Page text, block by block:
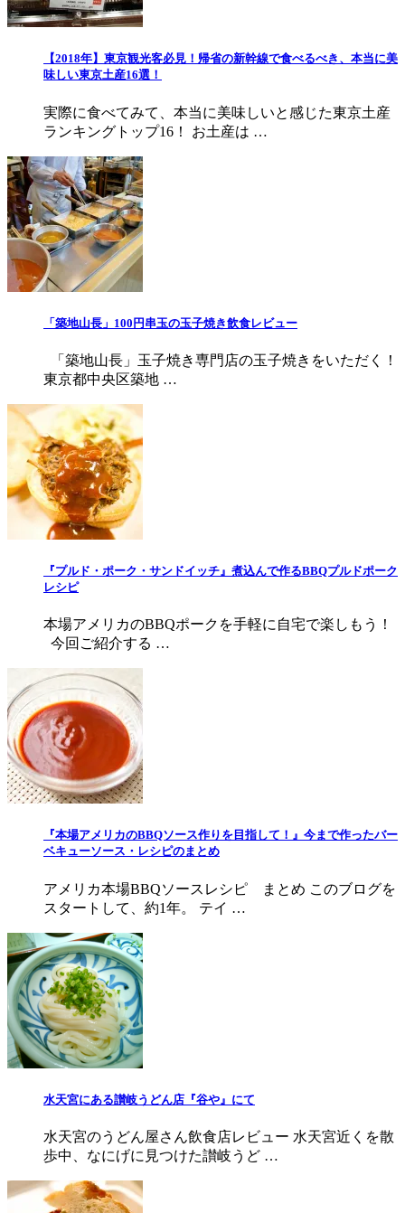
【2018年】東京観光客必見！帰省の新幹線で食べるべき、本当に美
味しい東京土産16選！
実際に食べてみて、本当に美味しいと感じた東京土産
ランキングトップ16！ お土産は …
「築地山長」100円串玉の玉子焼き飲食レビュー
「築地山長」玉子焼き専門店の玉子焼きをいただく！
東京都中央区築地 …
『プルド・ポーク・サンドイッチ』煮込んで作るBBQプルドポーク
レシピ
本場アメリカのBBQポークを手軽に自宅で楽しもう！
今回ご紹介する …
『本場アメリカのBBQソース作りを目指して！』今まで作ったバー
ベキューソース・レシピのまとめ
アメリカ本場BBQソースレシピ まとめ このブログを
スタートして、約1年。 テイ …
水天宮にある讃岐うどん店『谷や』にて
水天宮のうどん屋さん飲食店レビュー 水天宮近くを散
歩中、なにげに見つけた讃岐うど …